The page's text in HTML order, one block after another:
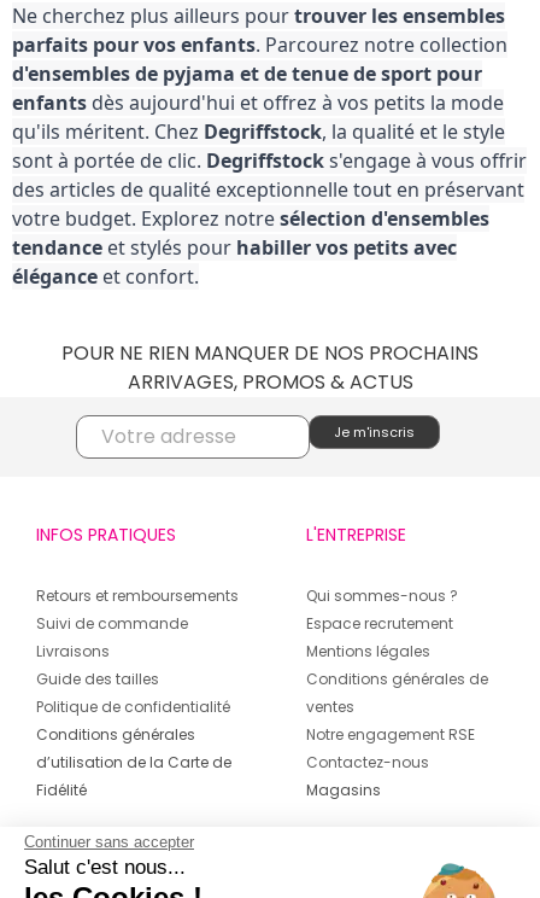
Ne cherchez plus ailleurs pourtrouver les ensembles
parfaits pour vos enfants. Parcourez notre collection
d'ensembles de pyjama et de tenue de sport pour
enfants dès aujourd'hui et offrez à vos petits la mode
qu'ils méritent. Chez Degriffstock, la qualité et le style
sont à portée de clic. Degriffstocks'engage à vous offrir
des articles de qualité exceptionnelle tout en préservant
votre budget. Explorez notresélection d'ensembles
tendance et stylés pour habiller vos petits avec
élégance et confort.
POUR NE RIEN MANQUER DE NOS PROCHAINS
ARRIVAGES, PROMOS & ACTUS
INFOS PRATIQUES
Retours et remboursements
Suivi de commande
Livraisons
Guide des tailles
Politique de confidentialité
Conditions générales
d’utilisation de la Carte de
Fidélité
L'ENTREPRISE
Qui sommes-nous ?
Espace recrutement
Mentions légales
Conditions générales de
ventes
Notre engagement RSE
Contactez-nous
Magasins
CONTACT
Continuer sans accepter
Salut c'est nous...